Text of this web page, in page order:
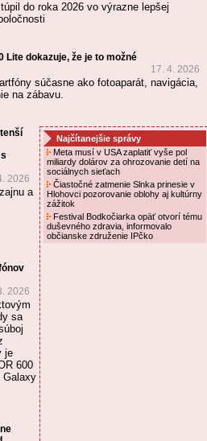
do roka 2026 vo výrazne lepšej
Lite dokazuje, že je to možné
17. 4. 2026
súčasne ako fotoaparát, navigácia,
na zábavu.
2026
a
2026
sa
je
600
Galaxy
Najčítanejšie správy
Meta musí v USA zaplatiť vyše pol
miliardy dolárov za ohrozovanie detí na
sociálnych sieťach
Čiastočné zatmenie Slnka prinesie v
Hlohovci pozorovanie oblohy aj kultúrny
zážitok
Festival Bodkočiarka opäť otvorí tému
duševného zdravia, informovalo
občianske združenie IPčko